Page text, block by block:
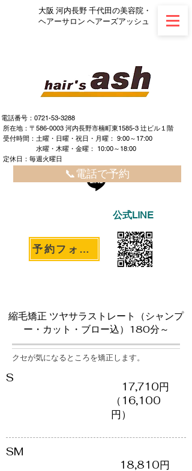
大阪 河内長野 千代田の美容院・
ヘアーサロン ヘアーズアッシュ
電話番号：0721-53-3288
所在地：〒586-0003 河内長野市楠町東1585-3 辻ビル１階
​ ​受付時間：土曜・日曜・祝日・月曜： 9:00～17:00
水曜・木曜・金曜： 10:00～18:00
定休日：毎週火曜日
📞電話で予約
公式LINE
予約フォームへ
縮毛矯正・ストレート系
縮毛矯正 ツヤサラストレート（シャンプ
ー・カット・ブロー込）180分～
クセが気になるところを矯正します。
​ 17,710円
（​16,100
円）
S
SM
​ 18,810円